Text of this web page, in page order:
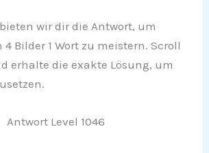
wir dir die Antwort, um
4 Bilder 1 Wort zu meistern. Scroll
erhalte die exakte Lösung, um
Antwort Level 1046